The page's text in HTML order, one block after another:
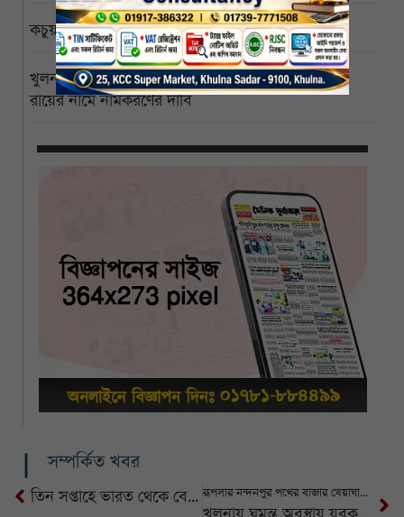
কচুয়ায় একই পরিবারের তিনজনের গলিত মরদেহ উদ্ধার
খুলনা বিশ্ববিদ্যালয়ের পাইকগাছা ক্যাম্পাস বিজ্ঞানী পিসি
রায়ের নামে নামকরণের দাবি
সম্পর্কিত খবর
তিন সপ্তাহে ভারত থেকে বেনাপোল দিয়ে ৭১০০ মেট্রিক টন চাল আমদানি রূপসার নন্দনপুর পথের বাজার খেয়াঘাটের বেহাল দশা